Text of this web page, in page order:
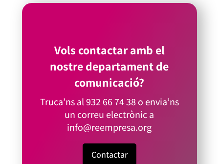
Vols contactar amb el
nostre departament de
comunicació?
Truca’ns al932 66 74 38o envia’ns
un correu electrònic a
info@reempresa.org
Contactar